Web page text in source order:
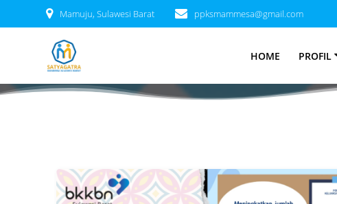
to
Mamuju, Sulawesi Barat ppksmammesa@gmail.com
HOME PROFIL
Tag: Fasyankes